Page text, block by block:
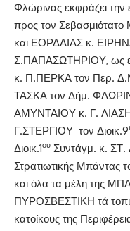
Φλώρινας εκφράζει την
προς τον
και ΕΟΡΔΑΙΑΣ κ.
Σ.ΠΑΠΑΣΩΤΗΡΙΟΥ, ως
κ. Π.ΠΕΡΚΑ τον Περ.
ΤΑΣΚΑ τον Δήμ.
ΑΜΥΝΤΑΙΟΥ κ. Γ.
Γ.ΣΤΕΡΓΙΟΥ τον Διοικ.9
Διοικ.1ου Συντάγμ. κ.
Στρατιωτικής
και όλα τα μέλη της
ΠΥΡΟΣΒΕΣΤΙΚΗ τά
κατοίκους της